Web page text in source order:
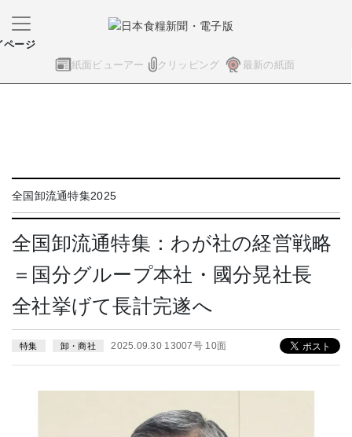
紙面ビューアー クリッピング 最新の紙面
ページ
全国卸流通特集2025
全国卸流通特集：わが社の経営戦略
＝国分グループ本社・國分晃社長
全社挙げて長計完遂へ
特集 卸・商社 2025.09.30 13007号 10面